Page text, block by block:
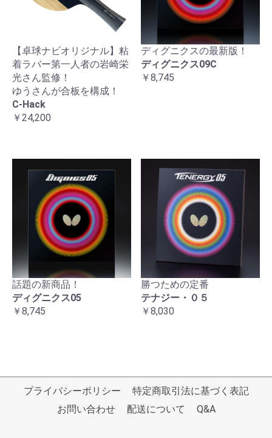
【卓球ナビオリジナル】粘
着ラバー第一人者の岩崎栄
光さん監修！
ゆうさんが合板を構成！
C-Hack
￥24,200
ディグニクスの最新版！
ディグニクス09C
￥8,745
話題の新商品！
ディグニクス05
￥8,745
勝つための定番
テナジー・０５
￥8,030
プライバシーポリシー
特定商取引法に基づく表記
お問い合わせ
配送について Q&A